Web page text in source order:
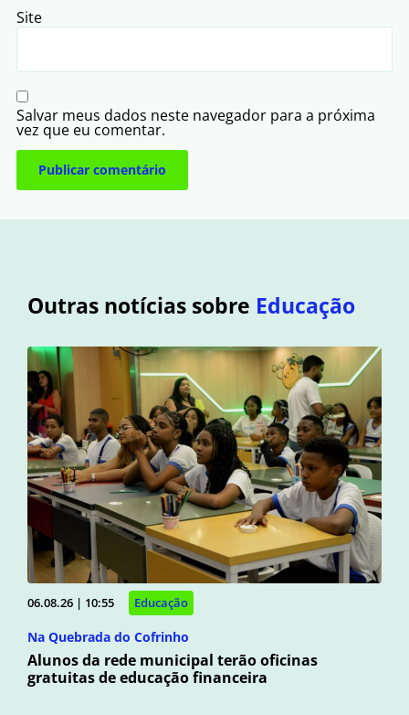
Site
Salvar meus dados neste navegador para a próxima
vez que eu comentar.
Outras notícias sobre Educação
06.08.26 | 10:55 Educação
Na Quebrada do Cofrinho
Alunos da rede municipal terão oficinas
gratuitas de educação financeira